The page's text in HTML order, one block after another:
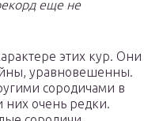
еще не
этих кур. Они
уравновешенны.
сородичами в
них очень редки.